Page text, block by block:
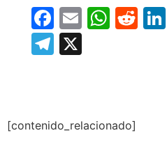
Facebook
Email
Telegram
[contenido_relacionado]